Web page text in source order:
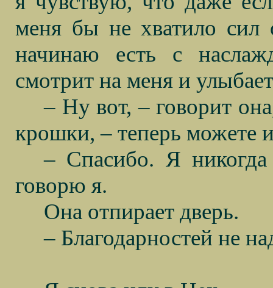
меня бы не хватило сил
начинаю есть с
смотрит на меня и
– Ну вот, – говорит
крошки, – теперь можете
– Спасибо. Я никогда
говорю я.
Она отпирает дверь.
– Благодарностей не